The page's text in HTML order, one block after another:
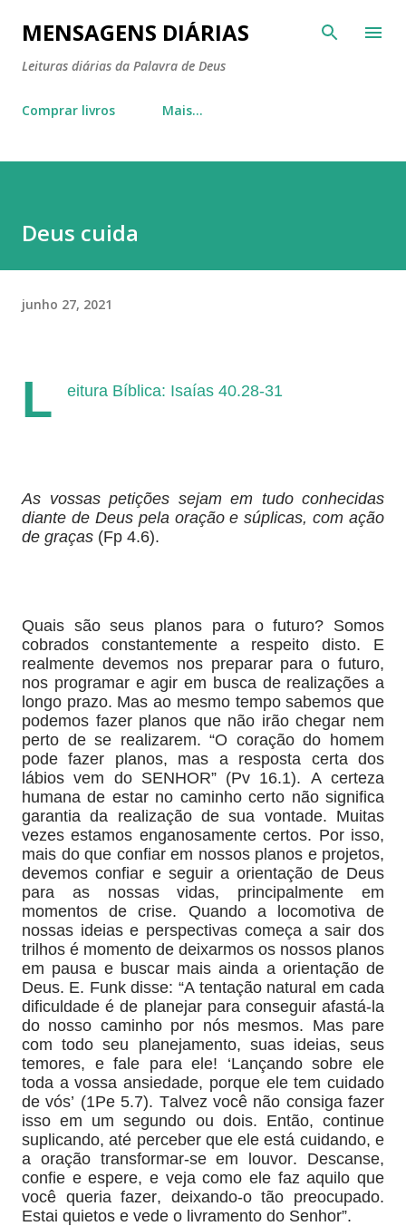
Pular para o conteúdo principal
MENSAGENS DIÁRIAS
Leituras diárias da Palavra de Deus
Comprar livros Mais…
Deus cuida
junho 27, 2021
L eitura Bíblica: Isaías 40.28-31
As vossas petições sejam em tudo conhecidas
diante de Deus pela oração e súplicas, com ação
de graças (Fp 4.6).
Quais são seus planos para o futuro? Somos
cobrados constantemente a respeito disto. E
realmente devemos nos preparar para o futuro,
nos programar e agir em busca de realizações a
longo prazo. Mas ao mesmo tempo sabemos que
podemos fazer planos que não irão chegar nem
perto de se realizarem. “O coração do homem
pode fazer planos, mas a resposta certa dos
lábios vem do SENHOR” (Pv 16.1). A certeza
humana de estar no caminho certo não significa
garantia da realização de sua vontade. Muitas
vezes estamos enganosamente certos. Por isso,
mais do que confiar em nossos planos e projetos,
devemos confiar e seguir a orientação de Deus
para as nossas vidas, principalmente em
momentos de crise. Quando a locomotiva de
nossas ideias e perspectivas começa a sair dos
trilhos é momento de deixarmos os nossos planos
em pausa e buscar mais ainda a orientação de
Deus. E. Funk disse: “A tentação natural em cada
dificuldade é de planejar para conseguir afastá-la
do nosso caminho por nós mesmos. Mas pare
com todo seu planejamento, suas ideias, seus
temores, e fale para ele! ‘Lançando sobre ele
toda a vossa ansiedade, porque ele tem cuidado
de vós’ (1Pe 5.7). Talvez você não consiga fazer
isso em um segundo ou dois. Então, continue
suplicando, até perceber que ele está cuidando, e
a oração transformar-se em louvor. Descanse,
confie e espere, e veja como ele faz aquilo que
você queria fazer, deixando-o tão preocupado.
Estai quietos e vede o livramento do Senhor”.